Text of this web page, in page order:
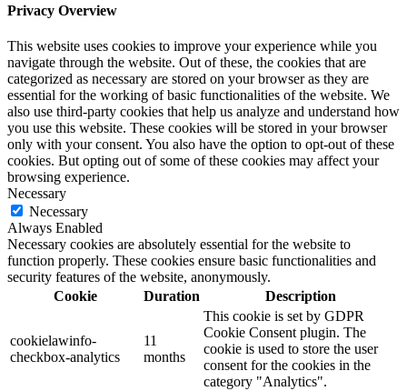
Privacy Overview
This website uses cookies to improve your experience while you
navigate through the website. Out of these, the cookies that are
categorized as necessary are stored on your browser as they are
essential for the working of basic functionalities of the website. We
also use third-party cookies that help us analyze and understand how
you use this website. These cookies will be stored in your browser
only with your consent. You also have the option to opt-out of these
cookies. But opting out of some of these cookies may affect your
browsing experience.
Necessary
Necessary
Always Enabled
Necessary cookies are absolutely essential for the website to
function properly. These cookies ensure basic functionalities and
security features of the website, anonymously.
Cookie
Duration Description
cookielawinfo-
checkbox-analytics
11
months
This cookie is set by GDPR
Cookie Consent plugin. The
cookie is used to store the user
consent for the cookies in the
category "Analytics".